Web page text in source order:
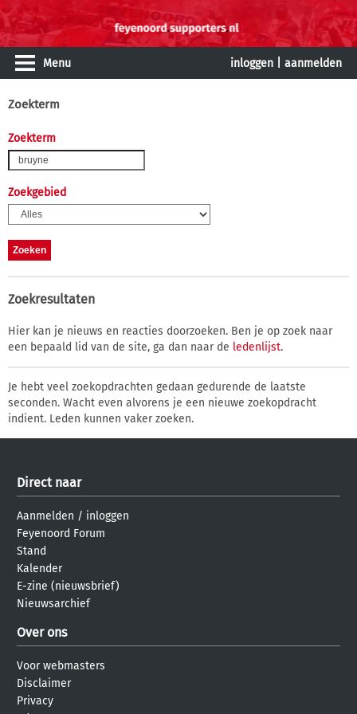
Menu inloggen aanmelden
Zoekterm
Zoekterm
Zoekgebied
Zoekresultaten
Hier kan je nieuws en reacties doorzoeken. Ben je op zoek naar
een bepaald lid van de site, ga dan naar de ledenlijst.
Je hebt veel zoekopdrachten gedaan gedurende de laatste
seconden. Wacht even alvorens je een nieuwe zoekopdracht
indient. Leden kunnen vaker zoeken.
Direct naar
Aanmelden / inloggen
Feyenoord Forum
Stand
Kalender
E-zine (nieuwsbrief)
Nieuwsarchief
Over ons
Voor webmasters
Disclaimer
Privacy